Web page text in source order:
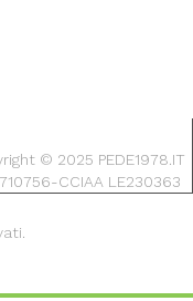
© 2025 PEDE1978.IT
CCIAA LE230363